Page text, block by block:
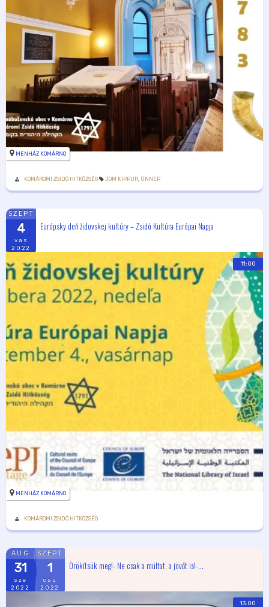
MENHÁZ KOMÁRNO
KOMÁROMI ZSIDÓ HITKÖZSÉG JOM KIPPUR ÜNNEP
SZEPT
4
vas
2022
Európsky deň židovskej kultúry – Zsidó Kultúra Európai Napja
11:00
MENHÁZ KOMÁRNO
KOMÁROMI ZSIDÓ HITKÖZSÉG
AUG
31
sze
2022
SZEPT
1
csü
2022
Örökítsük meg!- Ne csak a múltat, a jövőt is!-...
13:00